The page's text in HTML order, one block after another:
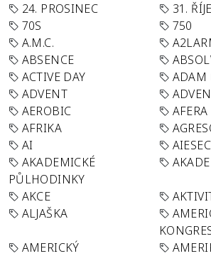
24. PROSINEC
31.
70S
750
A.M.C.
ABSENCE
ACTIVE DAY
ADAM
ADVENT
AEROBIC
AFERA
AFRIKA
AI
AIESEC
AKADEMICKÉ
PŮLHODINKY
AKCE
ALJAŠKA
AMERICKÝ